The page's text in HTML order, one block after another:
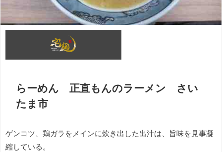
らーめん 正直もんのラーメン さい
たま市
ゲンコツ、鶏ガラをメインに炊き出した出汁は、旨味を見事凝
縮している。